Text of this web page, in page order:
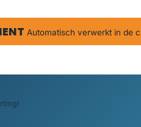
Automatisch verwerkt in de